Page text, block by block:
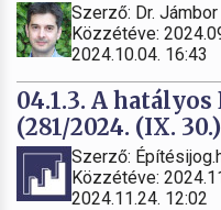
Szerző: Dr.
Közzétéve:
2024.10.04. 16:43
04.1.3. A
(281/2024. (IX.
Szerző:
Közzétéve:
2024.11.24. 12:02